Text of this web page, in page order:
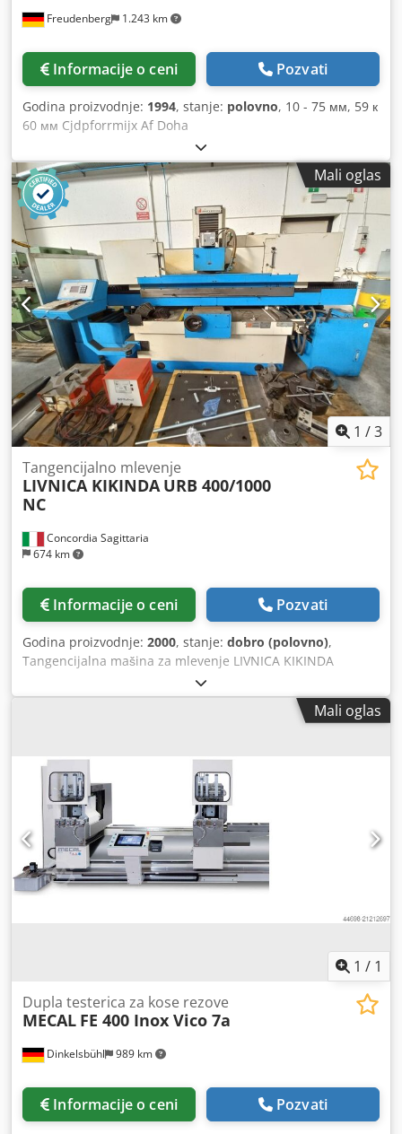
Freudenberg 1.243 km
Informacije o ceni Pozvati
Godina proizvodnje: 1994, stanje: polovno, 10 - 75 мм, 59 к
60 мм Cjdpforrmijx Af Doha
Mali oglas
1 /3
Concordia Sagittaria
674 km
Tangencijalno mlevenje
LIVNICA KIKINDA URB 400/1000
NC
Informacije o ceni Pozvati
Godina proizvodnje: 2000, stanje: dobro (polovno),
Tangencijalna mašina za mlevenje LIVNICA KIKINDA
Kompletno sa magnetnom tabelom Chjdpfjq Aaw Hsx Af
Dsa Longitudinalni moždani udar mm 1000 Poprečni potez
Mali oglas
1 / 1
Dinkelsbühl 989 km
Dupla testerica za kose rezove
MECAL FE 400 Inox Vico 7a
Informacije o ceni Pozvati